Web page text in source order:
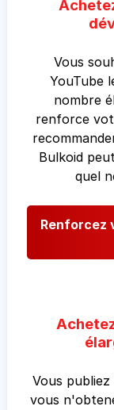
Vous
YouTube
nombre
renforce
Bulkoid
quel
Renforcez
Vous publiez
vous